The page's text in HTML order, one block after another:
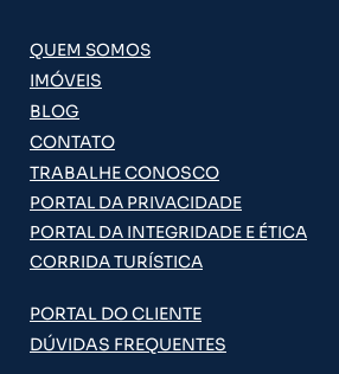
QUEM SOMOS
IMÓVEIS
BLOG
CONTATO
TRABALHE CONOSCO
PORTAL DA PRIVACIDADE
PORTAL DA INTEGRIDADE E ÉTICA
CORRIDA TURÍSTICA
PORTAL DO CLIENTE
DÚVIDAS FREQUENTES